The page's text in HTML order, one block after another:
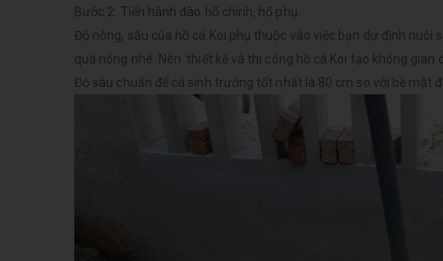
Bước 2: Tiến hành đào hố chính, hố phụ.
Độ nông, sâu của hồ cá Koi phụ thuộc vào việc bạn dự định
quá nông nhé. Nên thiết kế và thi công hồ cá Koi tạo không
Độ sâu chuẩn để cá sinh trưởng tốt nhất là 80 cm so với bề mặt